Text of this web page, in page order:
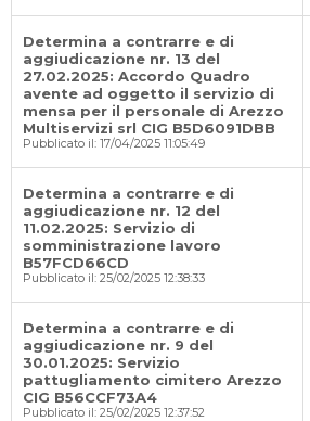
Determina a contrarre e di
aggiudicazione nr. 13 del
27.02.2025: Accordo Quadro
avente ad oggetto il servizio di
mensa per il personale di Arezzo
Multiservizi srl CIG B5D6091DBB
Pubblicato il: 17/04/2025 11:05:49
Determina a contrarre e di
aggiudicazione nr. 12 del
11.02.2025: Servizio di
somministrazione lavoro
B57FCD66CD
Pubblicato il: 25/02/2025 12:38:33
Determina a contrarre e di
aggiudicazione nr. 9 del
30.01.2025: Servizio
pattugliamento cimitero Arezzo
CIG B56CCF73A4
Pubblicato il: 25/02/2025 12:37:52